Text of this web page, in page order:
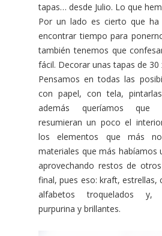
tapas… desde Julio. Lo que
Por un lado es cierto que ha
encontrar tiempo para
también tenemos que
fácil. Decorar unas tapas de 30
Pensamos en todas las
con papel, con tela,
además queríamos que
resumieran un poco el
los elementos que más
materiales que más habíamos
aprovechando restos de
final, pues eso: kraft, estrellas,
alfabetos troquelados y,
purpurina y brillantes.